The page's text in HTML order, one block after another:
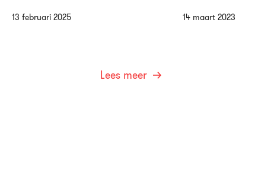
13 februari 2025
Lees meer
14 maart 2023